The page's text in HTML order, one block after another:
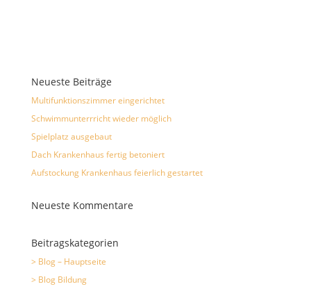
Neueste Beiträge
Multifunktionszimmer eingerichtet
Schwimmunterrricht wieder möglich
Spielplatz ausgebaut
Dach Krankenhaus fertig betoniert
Aufstockung Krankenhaus feierlich gestartet
Neueste Kommentare
Beitragskategorien
> Blog – Hauptseite
> Blog Bildung